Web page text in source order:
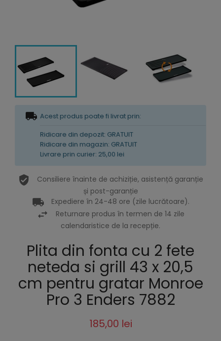
Acest produs poate fi livrat prin:
Ridicare din depozit: GRATUIT
Ridicare din magazin: GRATUIT
Livrare prin curier: 25,00 lei
Consiliere înainte de achiziție, asistență garanție
și post-garanție
Expediere în 24-48 ore (zile lucrătoare).
Returnare produs în termen de 14 zile
calendaristice de la recepție.
Plita din fonta cu 2 fete
neteda si grill 43 x 20,5
cm pentru gratar Monroe
Pro 3 Enders 7882
185,00 lei